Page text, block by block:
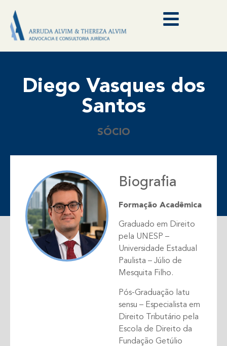
Diego Vasques dos
Santos
SÓCIO
Biografia
Formação Acadêmica
Graduado em Direito
pela UNESP –
Universidade Estadual
Paulista – Júlio de
Mesquita Filho.
Pós-Graduação latu
sensu – Especialista em
Direito Tributário pela
Escola de Direito da
Fundação Getúlio